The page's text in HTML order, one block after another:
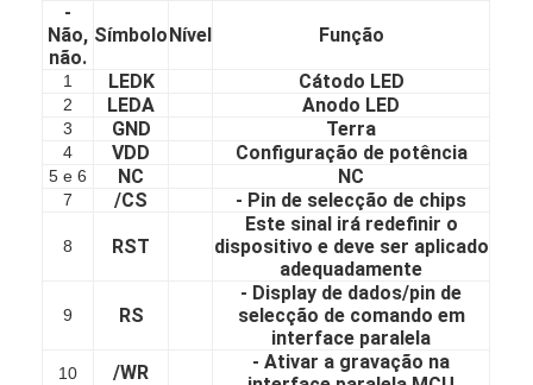
Exibição LCD TFT
IPS da exposição de TFT LCD
Display LCD quadrado
Exibição LCD circular
exposição de Epaper da E-tinta
TFT LCD capacitivo touchscreen
TFT LCD Resistivo touchscreen
-
Não,
não.
SímboloNível Função
1 LEDK Cátodo LED
2 LEDA Anodo LED
3 GND Terra
4 VDD Configuração de potência
5 e 6 NC NC
7 /CS - Pin de selecção de chips
8 RST
Este sinal irá redefinir o
dispositivo e deve ser aplicado
adequadamente
9 RS
- Display de dados/pin de
selecção de comando em
interface paralela
10 /WR
- Ativar a gravação na